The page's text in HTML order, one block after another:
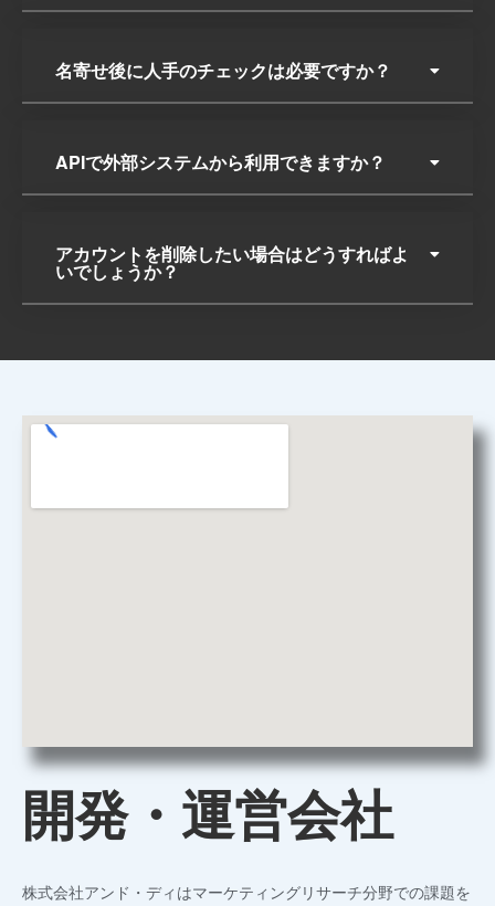
名寄せ後に人手のチェックは必要ですか？
APIで外部システムから利用できますか？
アカウントを削除したい場合はどうすればよ
いでしょうか？
開発・運営会社
株式会社アンド・ディはマーケティングリサーチ分野での課題を